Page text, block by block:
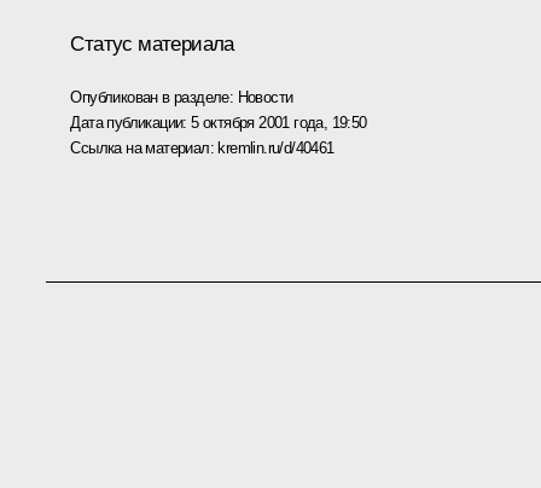
Статус материала
Опубликован в разделе: Новости
Дата публикации:5 октября 2001 года, 19:50
Ссылка на материал:kremlin.ru/d/40461